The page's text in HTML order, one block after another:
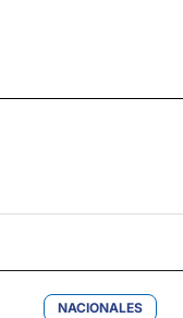
NACIONALES